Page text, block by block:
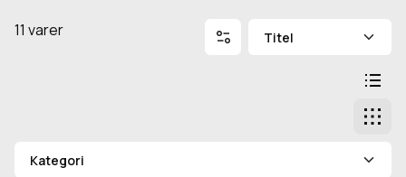
Filtrering
11 varer
Kategori
Sortér efter